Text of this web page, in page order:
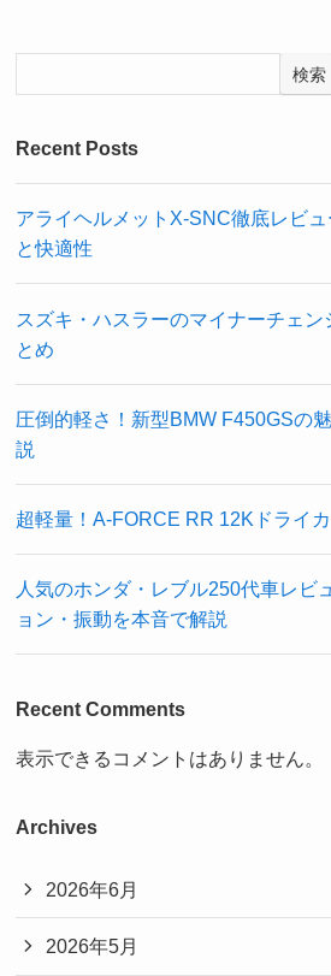
検索
Recent Posts
アライヘルメットX-SNC徹底レビ
と快適性
スズキ・ハスラーのマイナーチェン
とめ
圧倒的軽さ！新型BMW F450GSの
説
超軽量！A-FORCE RR 12Kドライ
人気のホンダ・レブル250代車レビ
ョン・振動を本音で解説
Recent Comments
表示できるコメントはありません。
Archives
2026年6月
2026年5月